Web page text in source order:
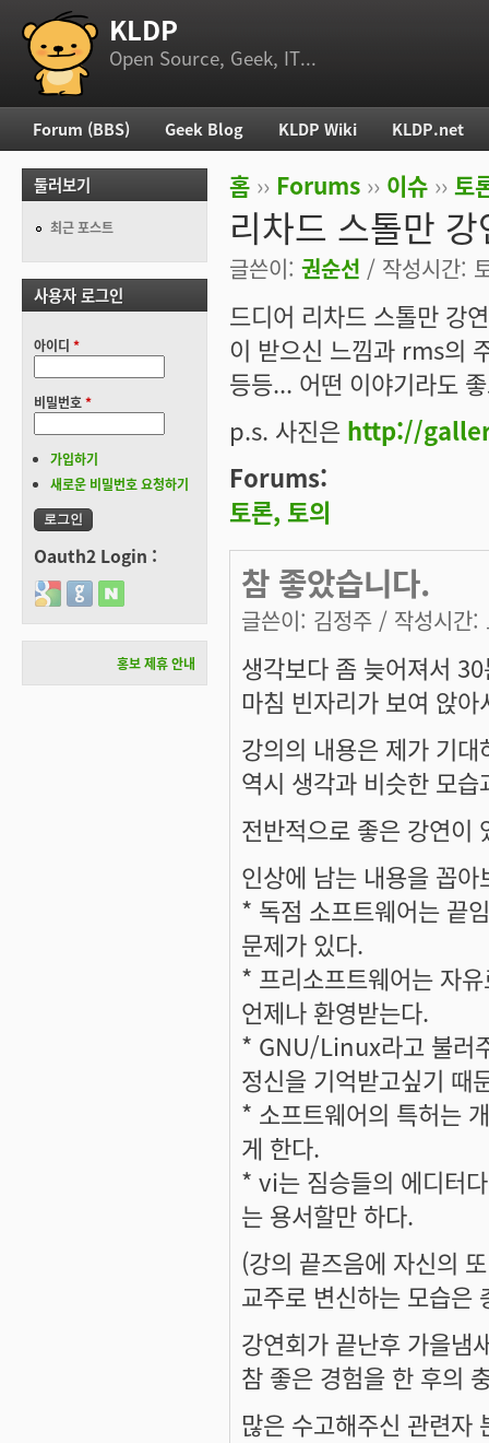
부 메뉴 KLDP
Open Source, Geek, IT...
현재 위치
홈 ›› Forums ›› 이슈 ›› 토
리차드 스톨만
글쓴이: 권순선 / 작성시간:
드디어 리차드 스톨만 강
이 받으신 느낌과 rms의
등등... 어떤 이야기라도
p.s. 사진은 http://
Forums:
토론, 토의
참 좋았습니다.
글쓴이: 김정주 / 작성시간
생각보다 좀 늦어져서
마침 빈자리가 보여 앉
강의의 내용은 제가 기
역시 생각과 비슷한 모
전반적으로 좋은 강연이
인상에 남는 내용을 꼽아
* 독점 소프트웨어는 끝
문제가 있다.
* 프리소프트웨어는 자
언제나 환영받는다.
* GNU/Linux라고 불러
정신을 기억받고싶기 때
* 소프트웨어의 특허는
게 한다.
* vi는 짐승들의 에디터
는 용서할만 하다.
(강의 끝즈음에 자신의
교주로 변신하는 모습은
강연회가 끝난후 가을냄
참 좋은 경험을 한 후의
많은 수고해주신 관련자
주 메뉴
Forum (BBS) Geek Blog KLDP Wiki KLDP.net
둘러보기
최근 포스트
사용자 로그인
아이디 *
비밀번호*
가입하기
새로운 비밀번호 요청하기
Oauth2 Login :
Login with Google
Login with GitHub
Login with Naver
홍보 제휴 안내